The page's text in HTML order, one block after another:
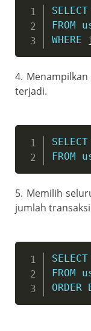
SELECT
FROM
WHERE
4.
terjadi.
SELECT
FROM
5. Memilih
jumlah
SELECT
FROM
ORDER